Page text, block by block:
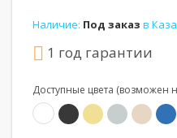
Наличие: Под заказ в
1 год гарантии
Доступные цвета (возможен